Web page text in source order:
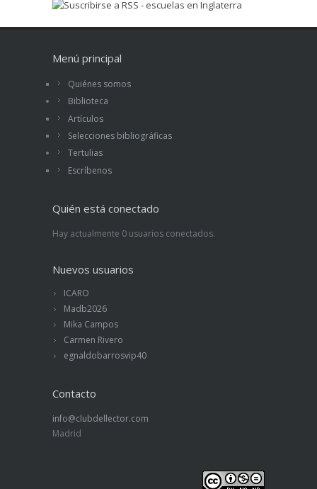
Menú principal
Quiénes somos
Biblioteca
Artículos
Selecciones bibliográficas
Tertulias
Escríbenos
Quién está conectado
Hay actualmente 0 usuarios conectados.
Nuevos usuarios
ICARO
Madb2026
Mika Campos
Carmen Rivero
egnaldobarrosvip40
Contacto
info@clubdellector.com
Madrid